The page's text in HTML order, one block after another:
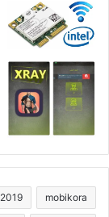
mobikora